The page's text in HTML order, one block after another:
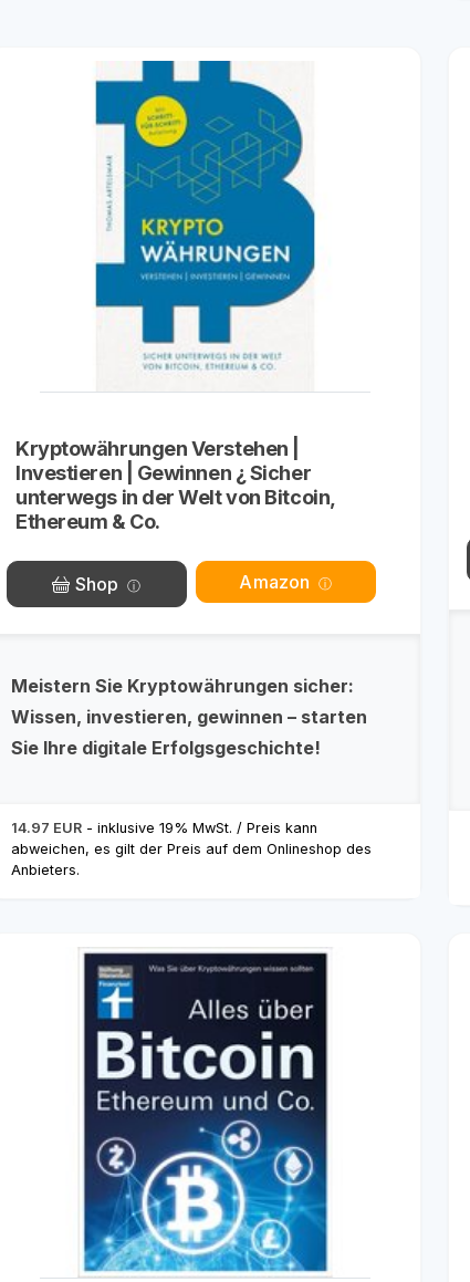
Kryptowährungen Verstehen |
Investieren | Gewinnen ¿ Sicher
unterwegs in der Welt von Bitcoin,
Ethereum & Co.
Shop Amazon
Meistern Sie Kryptowährungen sicher:
Wissen, investieren, gewinnen – starten
Sie Ihre digitale Erfolgsgeschichte!
14.97 EUR - inklusive 19% MwSt. / Preis kann
abweichen, es gilt der Preis auf dem Onlineshop des
Anbieters.